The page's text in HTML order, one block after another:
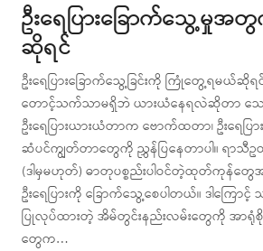
ဦးရေပြားခြောက်သွေ့မှုအ
ဆိုရင်
ဦးရေပြားခြောက်သွေ့ခြင်းကို ကြုံတွေ့ရမ
တောင့်သက်သာမရှိဘဲ ယားယံနေရလဲဆိုတာ သေချ
ဦးရေပြားယားယံတာက ဗောက်ထတာ၊ ဦးရေပြ
ဆံပင်ကျွတ်တာတွေကို ညွှန်ပြနေတာပါ။ ရာသီဥ
(ဒါမှမဟုတ်) ဓာတုပစ္စည်းပါဝင်တဲ့ထုတ်ကုန်တွေအ
ဦးရေပြားကို ခြောက်သွေ့စေပါတယ်။ ဒါကြ
ပြုလုပ်ထားတဲ့ အိမ်တွင်းနည်းလမ်းတွေကို အာရုံစို
တွေက…